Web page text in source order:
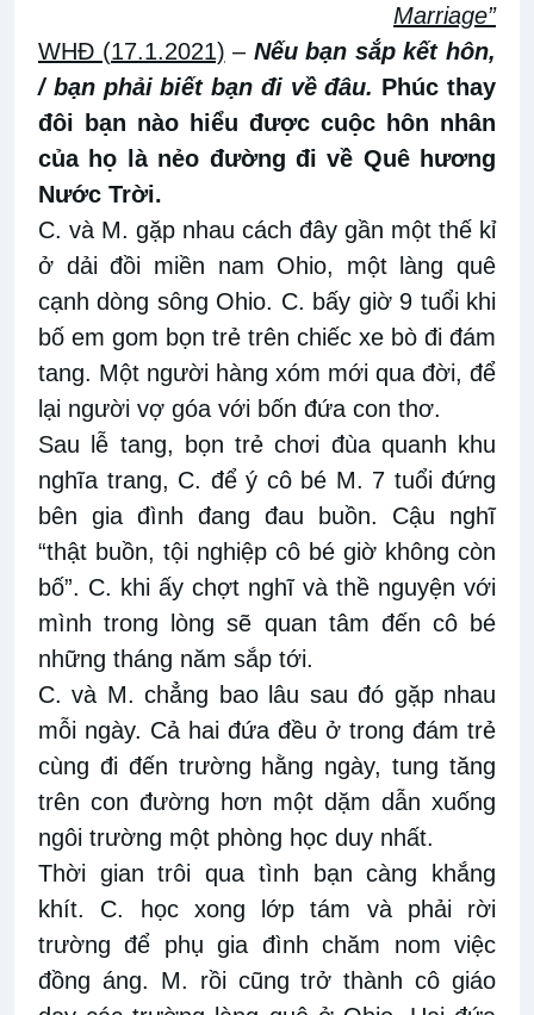
Marriage”
WHĐ (17.1.2021) – Nếu bạn sắp kết hôn,
/ bạn phải biết bạn đi về đâu. Phúc thay
đôi bạn nào hiểu được cuộc hôn nhân
của họ là nẻo đường đi về Quê hương
Nước Trời.
C. và M. gặp nhau cách đây gần một thế kỉ
ở dải đồi miền nam Ohio, một làng quê
cạnh dòng sông Ohio. C. bấy giờ 9 tuổi khi
bố em gom bọn trẻ trên chiếc xe bò đi đám
tang. Một người hàng xóm mới qua đời, để
lại người vợ góa với bốn đứa con thơ.
Sau lễ tang, bọn trẻ chơi đùa quanh khu
nghĩa trang, C. để ý cô bé M. 7 tuổi đứng
bên gia đình đang đau buồn. Cậu nghĩ
“thật buồn, tội nghiệp cô bé giờ không còn
bố”. C. khi ấy chợt nghĩ và thề nguyện với
mình trong lòng sẽ quan tâm đến cô bé
những tháng năm sắp tới.
C. và M. chẳng bao lâu sau đó gặp nhau
mỗi ngày. Cả hai đứa đều ở trong đám trẻ
cùng đi đến trường hằng ngày, tung tăng
trên con đường hơn một dặm dẫn xuống
ngôi trường một phòng học duy nhất.
Thời gian trôi qua tình bạn càng khắng
khít. C. học xong lớp tám và phải rời
trường để phụ gia đình chăm nom việc
đồng áng. M. rồi cũng trở thành cô giáo